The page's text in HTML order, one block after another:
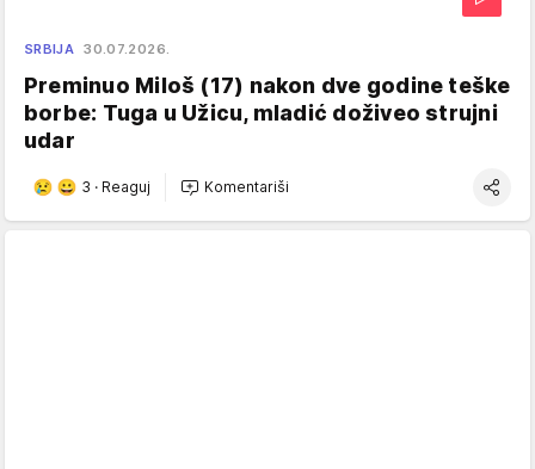
SRBIJA 30.07.2026.
Preminuo Miloš (17) nakon dve godine teške
borbe: Tuga u Užicu, mladić doživeo strujni
udar
3 · Reaguj Komentariši